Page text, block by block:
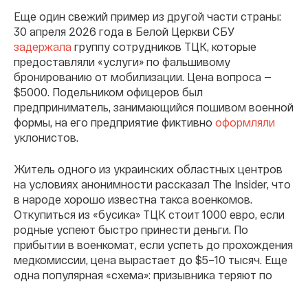
Еще один свежий пример из другой части страны:
30 апреля 2026 года в Белой Церкви СБУ
задержала группу сотрудников ТЦК, которые
предоставляли «услуги» по фальшивому
бронированию от мобилизации. Цена вопроса —
$5000. Подельником офицеров был
предприниматель, занимающийся пошивом военной
формы, на его предприятие фиктивно оформляли
уклонистов.
Житель одного из украинских областных центров
на условиях анонимности рассказал The Insider, что
в народе хорошо известна такса военкомов.
Откупиться из «бусика» ТЦК стоит 1000 евро, если
родные успеют быстро принести деньги. По
прибытии в военкомат, если успеть до прохождения
медкомиссии, цена вырастает до $5–10 тысяч. Еще
одна популярная «схема»: призывника теряют по